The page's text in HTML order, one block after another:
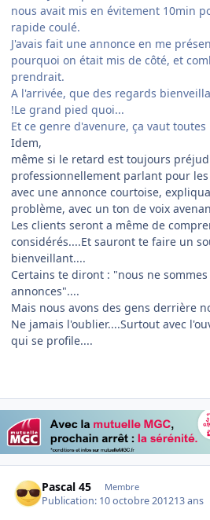
nous avait mis en évitement 10min
rapide coulé.
J'avais fait une annonce en me
pourquoi on était mis de côté, et
prendrait.
A l'arrivée, que des regards
!Le grand pied quoi...
Et ce genre d'avenure, ça vaut
Idem,
même si le retard est toujours
professionnellement parlant pour les
avec une annonce courtoise,
problème, avec un ton de voix
Les clients seront a même de
considérés....Et sauront te faire un
bienveillant....
Certains te diront : "nous ne
annonces"....
Mais nous avons des gens derrière
Ne jamais l'oublier....Surtout avec
qui se profile....
Pascal 45 Membre
Publication: 10 octobre 201213 ans